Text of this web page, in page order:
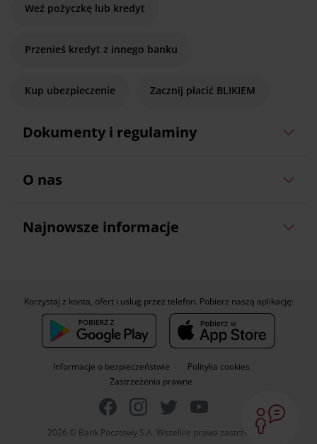
Weź pożyczkę lub kredyt
Przenieś kredyt z innego banku
Kup ubezpieczenie Zacznij płacić BLIKIEM
Dokumenty i regulaminy
O nas
Najnowsze informacje
Informacje o bezpieczeństwie
Polityka cookies
Zastrzeżenia prawne
2026 © Bank Pocztowy S.A. Wszelkie prawa zastrzeżone.
Korzystaj z konta, ofert i usług przez telefon. Pobierz naszą aplikację: